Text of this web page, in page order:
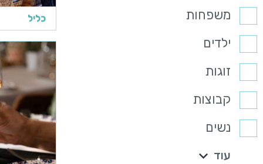
משפחות
ילדים
זוגות
קבוצות
נשים
עוד
כליל